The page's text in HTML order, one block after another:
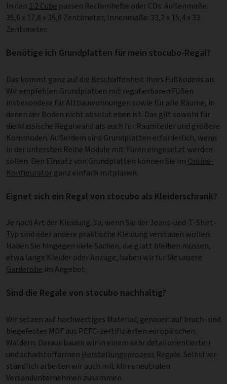
In den 1:2 Cube passen Reclamhefte oder CDs. Außenmaße:
35,6 x 17,8 x 35,6 Zentimeter, Innenmaße: 33,2 x 15,4 x 33
Zentimeter.
Benötige ich Grundplatten für mein stocubo-Regal?
Das kommt ganz auf die Beschaffenheit Ihres Fußbodens an.
Wir empfehlen Grundplatten mit regulierbaren Füßen
insbesondere für Altbauwohnungen sowie für alle Räume, in
denen der Boden nicht absolut eben ist. Das gilt sowohl für
die klassische Regalwand als auch für Raumteiler und größere
Kommoden. Außerdem sind Grundplatten erforderlich, wenn
in der untersten Reihe Module mit Türen eingesetzt werden
sollen. Den Einsatz von Grundplatten können Sie im Online-
Konfiguratorganz einfach mitplanen.
Eignet sich ein Regal von stocubo als Kleiderschrank?
Je nach Art der Kleidung. Ja, wenn Sie der Jeans-und-T-Shirt-
Typ sind oder andere praktische Kleidung verstauen wollen.
Haben Sie hingegen viele Sachen, die glatt bleiben müssen,
etwa lange Kleider oder Anzüge, haben wir für Sie unsere
Garderobe im Angebot.
Sind die Regale von stocubo nachhaltig?
Wir setzen auf hochwertiges Material, genauer: auf bruch- und
biegefestes MDF aus PEFC-zertifizierten europäischen
Wäldern. Daraus bauen wir in einem sehr detail­ori­en­tier­ten
und schadstoffarmen Herstellungsprozess Regale. Selbstver­
ständ­lich arbeiten wir auch mit klimaneutralen
Versandunternehmen zusammen.